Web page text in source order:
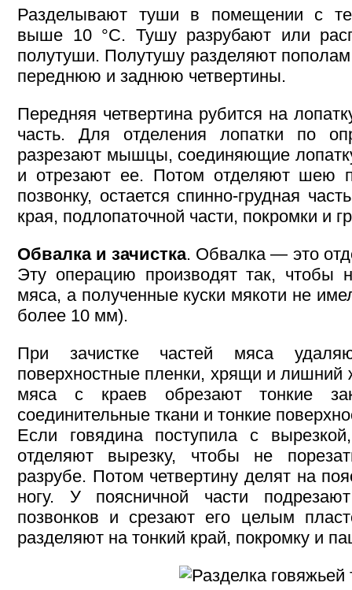
Разделывают туши в помещении с
выше 10 °С. Тушу разрубают или
полутуши. Полутушу разделяют
переднюю и заднюю четвертины.
Передняя четвертина рубится на
часть. Для отделения лопатки по
разрезают мышцы, соединяющие
и отрезают ее. Потом отделяют шею
позвонку, остается спинно-грудная
края, подлопаточной части, покромки и
Обвалка и зачистка. Обвалка — это
Эту операцию производят так, чтобы
мяса, а полученные куски мякоти не
более 10 мм).
При зачистке частей мяса
поверхностные пленки, хрящи и лишний
мяса с краев обрезают тонкие
соединительные ткани и тонкие
Если говядина поступила с
отделяют вырезку, чтобы не
разрубе. Потом четвертину делят на
ногу. У поясничной части
позвонков и срезают его целым
разделяют на тонкий край, покромку и